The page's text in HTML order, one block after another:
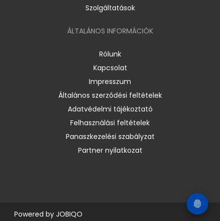
Szolgáltatások
ÁLTALÁNOS INFORMÁCIÓK
Rólunk
Kapcsolat
Impresszum
Általános szerződési feltételek
Adatvédelmi tájékoztató
Felhasználási feltételek
Panaszkezelési szabályzat
Partner nyilatkozat
Powered by JOBIQO